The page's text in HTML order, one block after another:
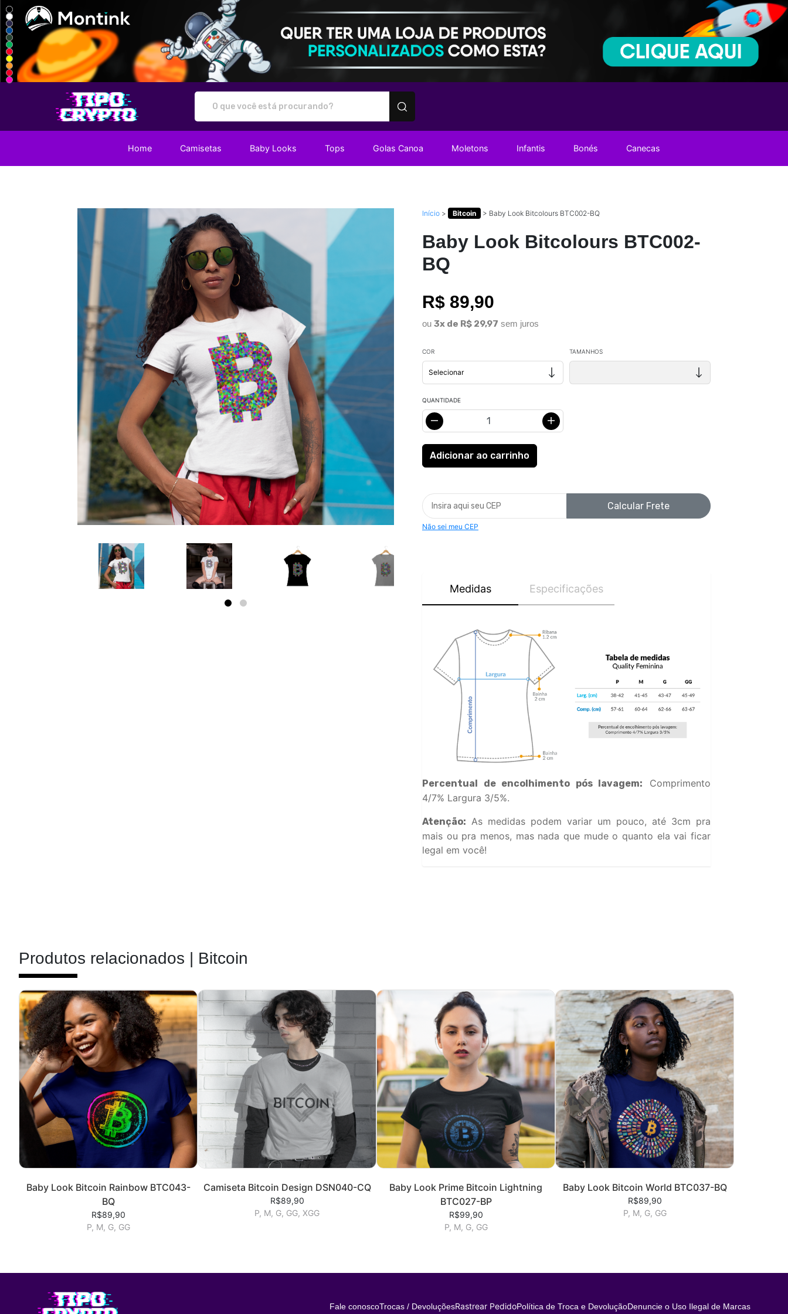
Home Camisetas Baby Looks Tops Golas Canoa Moletons Infantis Bonés Canecas
Início > Bitcoin > Baby Look Bitcolours BTC002-BQ
Baby Look Bitcolours BTC002-
BQ
R$ 89,90
ou 3x de R$ 29,97 sem juros
COR TAMANHOS
QUANTIDADE
Calcular Frete
Não sei meu CEP
Medidas Especificações
Percentual de encolhimento pós lavagem:
Comprimento
4/7% Largura 3/5%.
Atenção: As medidas podem variar um pouco, até 3cm pra
mais ou pra menos, mas nada que mude o quanto ela vai ficar
legal em você!
Produtos relacionados | Bitcoin
Baby Look Bitcoin Rainbow BTC043-
BQ
R$89,90
P, M, G, GG
Camiseta Bitcoin Design DSN040-CQ
R$89,90
P, M, G, GG, XGG
Baby Look Prime Bitcoin Lightning
BTC027-BP
R$99,90
P, M, G, GG
Baby Look Bitcoin World BTC037-BQ
R$89,90
P, M, G, GG
Fale conoscoTrocas / DevoluçõesRastrear PedidoPolítica de Troca e DevoluçãoDenuncie o Uso Ilegal de Marcas